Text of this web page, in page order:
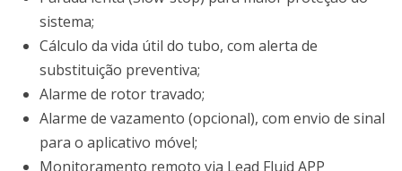
sistema;
Cálculo da vida útil do tubo, com alerta de
substituição preventiva;
Alarme de rotor travado;
Alarme de vazamento (opcional), com envio de sinal
para o aplicativo móvel;
Monitoramento remoto via Lead Fluid APP